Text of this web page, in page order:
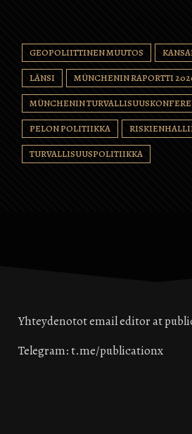
GEOPOLIITTINEN MUUTOS
LÄNSI MÜNCHENIN RAPORTTI
MÜNCHENIN
PELON POLITIIKKA
TURVALLISUUSPOLITIIKKA
Yhteydenotot email editor at
Telegram: t.me/publicationx